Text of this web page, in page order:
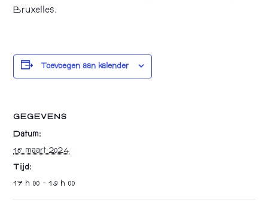
Bruxelles.
Toevoegen aan kalender
GEGEVENS
Datum:
16 maart 2024
Tijd:
17 h 00 - 19 h 00